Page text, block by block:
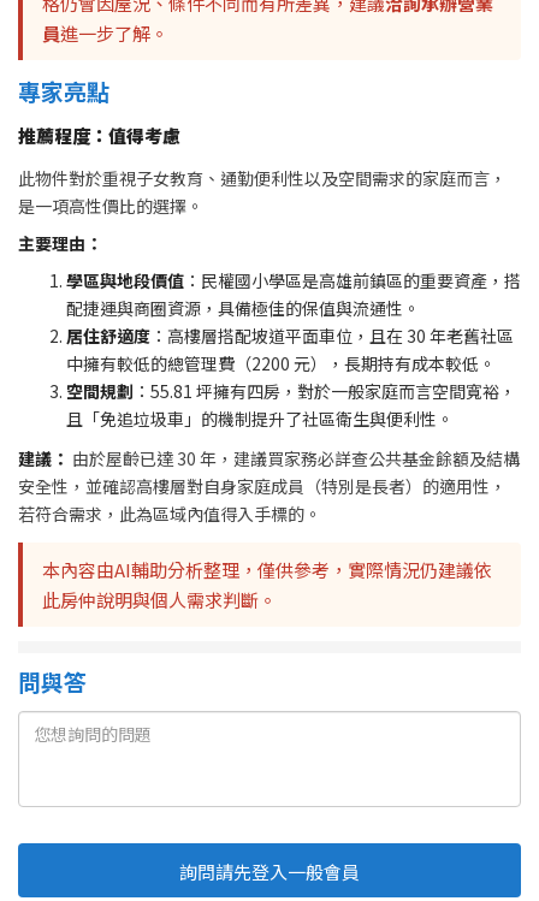
員進一步了解。
專家亮點
推薦程度：值得考慮
此物件對於重視子女教育、通勤便利性以及空間需求的家庭而言，
是一項高性價比的選擇。
主要理由：
學區與地段價值 ：民權國小學區是高雄前鎮區的重要資產，搭
配捷運與商圈資源，具備極佳的保值與流通性。
居住舒適度 ：高樓層搭配坡道平面車位，且在 30 年老舊社區
中擁有較低的總管理費（2200 元），長期持有成本較低。
空間規劃 ：55.81 坪擁有四房，對於一般家庭而言空間寬裕，
且「免追垃圾車」的機制提升了社區衛生與便利性。
建議： 由於屋齡已達 30 年，建議買家務必詳查公共基金餘額及結構
安全性，並確認高樓層對自身家庭成員（特別是長者）的適用性，
若符合需求，此為區域內值得入手標的。
本內容由AI輔助分析整理，僅供參考，實際情況仍建議依
此房仲說明與個人需求判斷。
問與答
詢問請先登入一般會員